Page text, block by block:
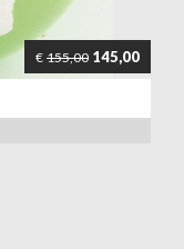
€ 155,00 145,00